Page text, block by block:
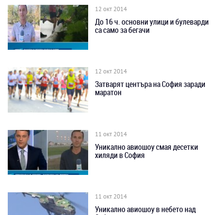
12 окт 2014
До 16 ч. основни улици и булеварди
са само за бегачи
12 окт 2014
Затварят центъра на София заради
маратон
11 окт 2014
Уникално авиошоу смая десетки
хиляди в София
11 окт 2014
Уникално авиошоу в небето над